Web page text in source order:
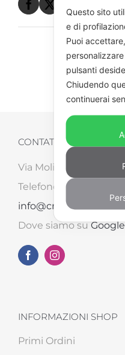
CONTATTI
Via Molinara, 87/B –
Telefono: +39 0575
info@creart2.com
Dove siamo su
INFORMAZIONI SHOP
Primi Ordini
Questo sito
e di
Puoi
pulsanti
Chiudendo
continuerai